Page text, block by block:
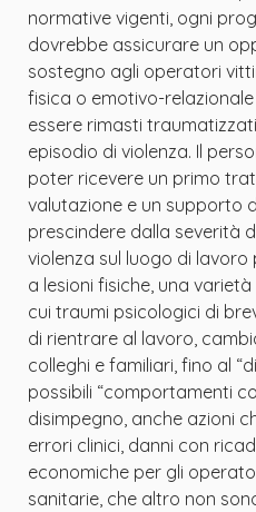
normative vigenti, ogni
dovrebbe assicurare un
sostegno agli operatori
fisica o emotivo-
essere rimasti
episodio di violenza. Il
poter ricevere un primo
valutazione e un supporto
prescindere dalla severità
violenza sul luogo di
a lesioni fisiche, una
cui traumi psicologici di
di rientrare al lavoro,
colleghi e familiari, fino al
possibili “comportamenti
disimpegno, anche azioni
errori clinici, danni con
economiche per gli
sanitarie, che altro non